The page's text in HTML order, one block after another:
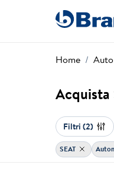
Home
Acquista
Filtri(2)
SEAT